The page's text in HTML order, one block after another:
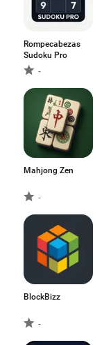
Rompecabezas
Sudoku Pro
-
Mahjong Zen
-
BlockBizz
-